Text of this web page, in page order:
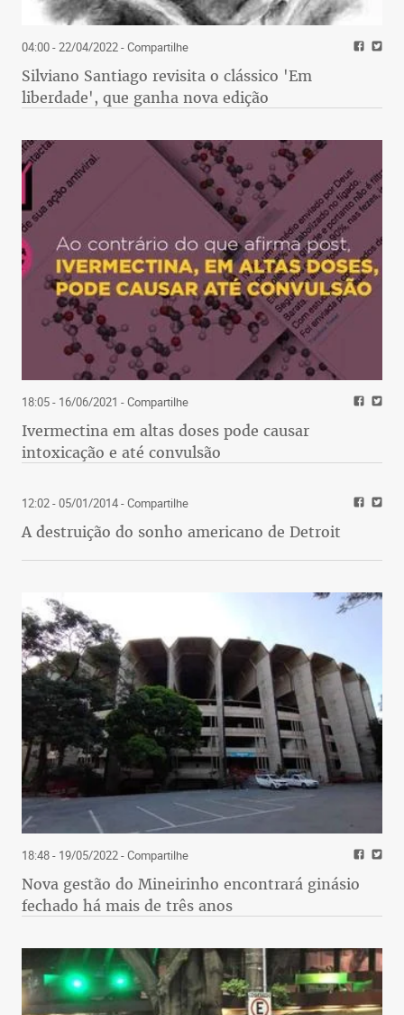
04:00 - 22/04/2022- Compartilhe
Silviano Santiago revisita o clássico 'Em
liberdade', que ganha nova edição
18:05 - 16/06/2021 - Compartilhe
Ivermectina em altas doses pode causar
intoxicação e até convulsão
12:02 - 05/01/2014- Compartilhe
A destruição do sonho americano de Detroit
18:48 - 19/05/2022- Compartilhe
Nova gestão do Mineirinho encontrará ginásio
fechado há mais de três anos